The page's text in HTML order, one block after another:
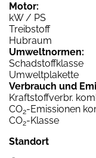
Motor:
kW / PS
Treibstoff
Hubraum
Umweltnormen:
Schadstoffklasse
Umweltplakette
Verbrauch und
Kraftstoffverbr.
CO2-Emissionen
CO2-Klasse
Standort